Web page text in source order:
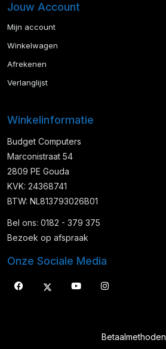
Jouw Account
Mijn account
Winkelwagen
Afrekenen
Verlanglijst
Winkelinformatie
Budget Computers
Marconistraat 54
2809 PE Gouda
KVK: 24368741
BTW: NL813793026B01
Bel ons: 0182 - 379 375
Bezoek op afspraak
Onze Sociale Media
Betaalmethoden